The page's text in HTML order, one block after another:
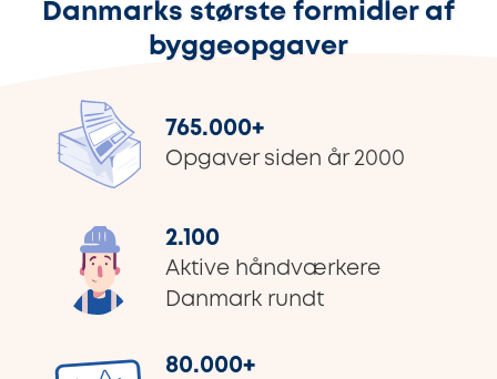
Danmarks største formidler af
byggeopgaver
765.000+
Opgaver siden år 2000
2.100
Aktive håndværkere
Danmark rundt
80.000+